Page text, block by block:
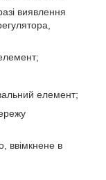
виявлення
елемент;
ввімкнене в